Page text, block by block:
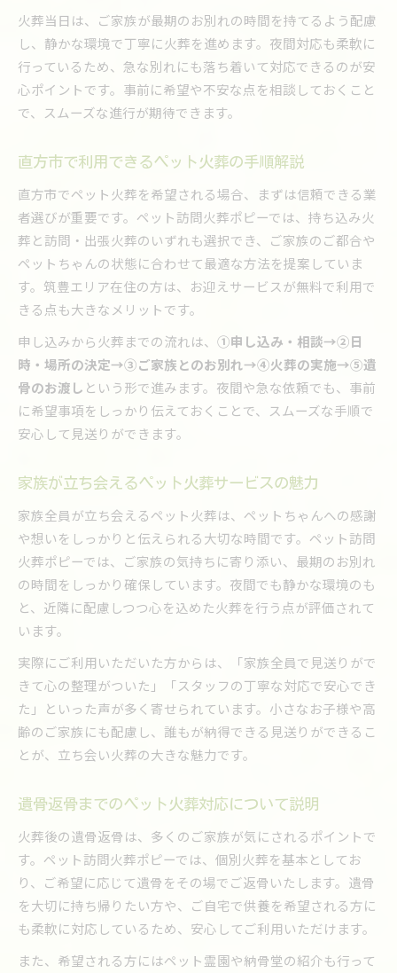
火葬当日は、ご家族が最期のお別れの時間を持てるよう配慮
し、静かな環境で丁寧に火葬を進めます。夜間対応も柔軟に
行っているため、急な別れにも落ち着いて対応できるのが安
心ポイントです。事前に希望や不安な点を相談しておくこと
で、スムーズな進行が期待できます。
直方市で利用できるペット火葬の手順解説
直方市でペット火葬を希望される場合、まずは信頼できる業
者選びが重要です。ペット訪問火葬ポピーでは、持ち込み火
葬と訪問・出張火葬のいずれも選択でき、ご家族のご都合や
ペットちゃんの状態に合わせて最適な方法を提案していま
す。筑豊エリア在住の方は、お迎えサービスが無料で利用で
きる点も大きなメリットです。
申し込みから火葬までの流れは、 ①申し込み・相談→②日
時・場所の決定→③ご家族とのお別れ→④火葬の実施→⑤遺
骨のお渡し という形で進みます。夜間や急な依頼でも、事前
に希望事項をしっかり伝えておくことで、スムーズな手順で
安心して見送りができます。
家族が立ち会えるペット火葬サービスの魅力
家族全員が立ち会えるペット火葬は、ペットちゃんへの感謝
や想いをしっかりと伝えられる大切な時間です。ペット訪問
火葬ポピーでは、ご家族の気持ちに寄り添い、最期のお別れ
の時間をしっかり確保しています。夜間でも静かな環境のも
と、近隣に配慮しつつ心を込めた火葬を行う点が評価されて
います。
実際にご利用いただいた方からは、「家族全員で見送りがで
きて心の整理がついた」「スタッフの丁寧な対応で安心でき
た」といった声が多く寄せられています。小さなお子様や高
齢のご家族にも配慮し、誰もが納得できる見送りができるこ
とが、立ち会い火葬の大きな魅力です。
遺骨返骨までのペット火葬対応について説明
火葬後の遺骨返骨は、多くのご家族が気にされるポイントで
す。ペット訪問火葬ポピーでは、個別火葬を基本としてお
り、ご希望に応じて遺骨をその場でご返骨いたします。遺骨
を大切に持ち帰りたい方や、ご自宅で供養を希望される方に
も柔軟に対応しているため、安心してご利用いただけます。
また、希望される方にはペット霊園や納骨堂の紹介も行って